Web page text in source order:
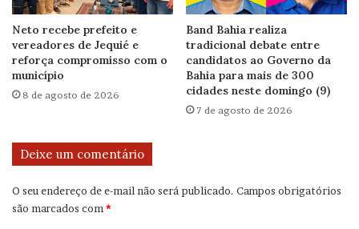
Neto recebe prefeito e
vereadores de Jequié e
reforça compromisso com o
município
8 de agosto de 2026
Band Bahia realiza
tradicional debate entre
candidatos ao Governo da
Bahia para mais de 300
cidades neste domingo (9)
7 de agosto de 2026
Deixe um comentário
O seu endereço de e-mail não será publicado. Campos obrigatórios
são marcados com*